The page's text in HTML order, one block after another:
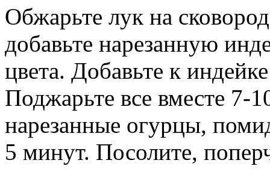
Обжарьте лук на
добавьте нарезанную
цвета. Добавьте к
Поджарьте все вместе 7-
нарезанные огурцы,
5 минут. Посолите,